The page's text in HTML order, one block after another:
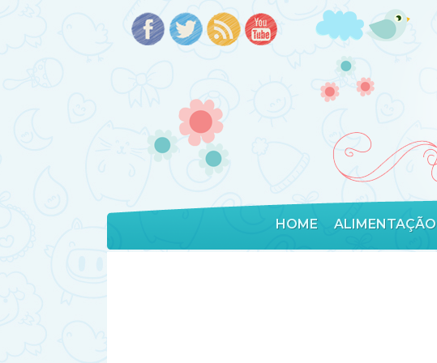
HOME ALIMENTAÇÃO